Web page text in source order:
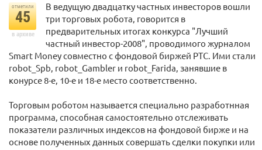
отметили
45
в архиве
В ведущую двадцатку частных инвесторов вошли
три торговых робота, говорится в
предварительных итогах конкурса "Лучший
частный инвестор-2008", проводимого журналом
Smart Money совместно с фондовой биржей РТС. Ими стали
robot_Spb, robot_Gambler и robot_Farida, занявшие в
конурсе 8-е, 10-е и 18-е место соответственно.
Торговым роботом называется специально разработнная
программа, способная самостоятельно отслеживать
показатели различных индексов на фондовой бирже и на
основе полученных данных совершать сделки покупки или